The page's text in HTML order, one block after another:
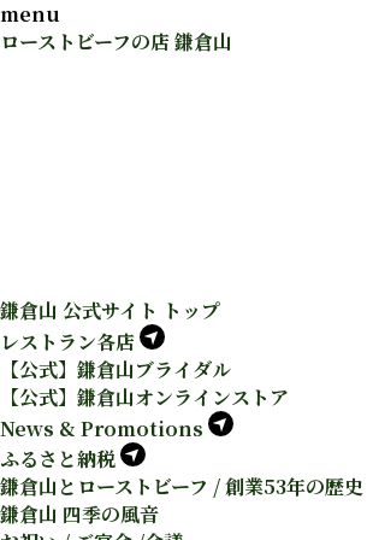
menu
ローストビーフの店 鎌倉山
鎌倉山 公式サイト トップ
レストラン各店
【公式】鎌倉山ブライダル
【公式】鎌倉山オンラインストア
News & Promotions
ふるさと納税
鎌倉山とローストビーフ / 創業53年の歴史
鎌倉山 四季の風音